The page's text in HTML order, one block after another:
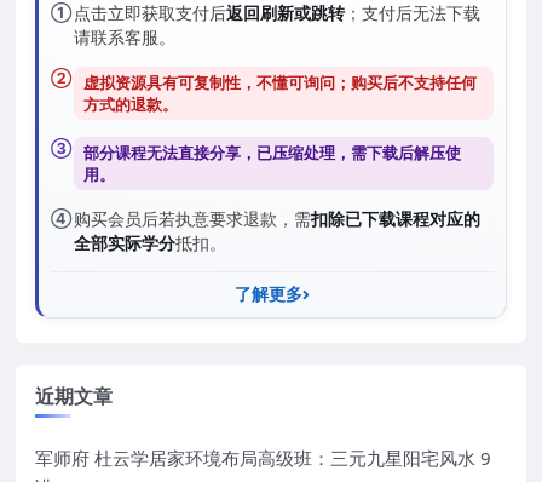
①点击立即获取支付后返回刷新或跳转；支付后无法下载
请联系客服。
② 虚拟资源具有可复制性，不懂可询问；购买后不支持任何
方式的退款。
③ 部分课程无法直接分享，已压缩处理，需下载后解压使
用。
④购买会员后若执意要求退款，需扣除已下载课程对应的
全部实际学分抵扣。
了解更多
近期文章
军师府 杜云学居家环境布局高级班：三元九星阳宅风水 9